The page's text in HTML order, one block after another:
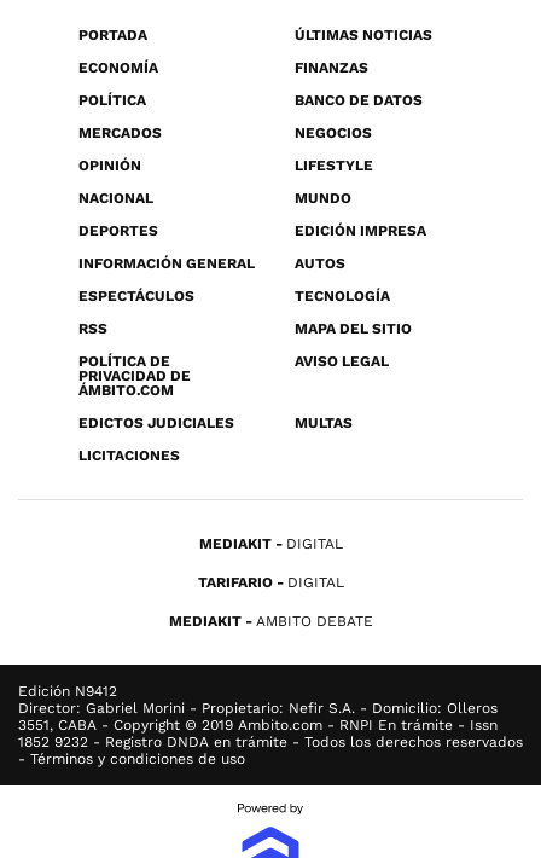
PORTADA
ÚLTIMAS NOTICIAS
ECONOMÍA
FINANZAS
POLÍTICA
BANCO DE DATOS
MERCADOS
NEGOCIOS
OPINIÓN
LIFESTYLE
NACIONAL
MUNDO
DEPORTES
EDICIÓN IMPRESA
INFORMACIÓN GENERAL
AUTOS
ESPECTÁCULOS
TECNOLOGÍA
RSS
MAPA DEL SITIO
POLÍTICA DE
PRIVACIDAD DE
ÁMBITO.COM
AVISO LEGAL
EDICTOS JUDICIALES
MULTAS
LICITACIONES
MEDIAKIT DIGITAL
TARIFARIO DIGITAL
MEDIAKIT AMBITO DEBATE
Edición N9412
Director: Gabriel Morini - Propietario: Nefir S.A. - Domicilio: Olleros
3551, CABA - Copyright © 2019 Ambito.com - RNPI En trámite - Issn
1852 9232 - Registro DNDA en trámite - Todos los derechos reservados
- Términos y condiciones de uso